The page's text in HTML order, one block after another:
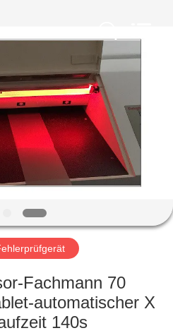
Fachmann 70
automatischer X
140s